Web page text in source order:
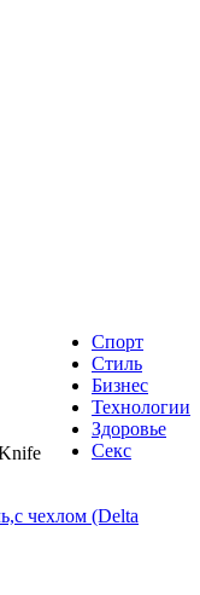
Спорт
Стиль
Бизнес
Технологии
Здоровье
Секс
чехлом (Delta